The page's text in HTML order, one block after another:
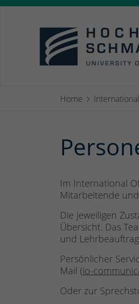
Home International
Im International
Mitarbeitende und
Die jeweiligen
Übersicht. Das
und
Persönlicher
Mail (io-
Oder zur